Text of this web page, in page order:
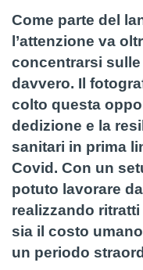
Come parte del
l’attenzione va
concentrarsi
davvero. Il
colto questa
dedizione e la
sanitari in prima
Covid. Con un
potuto lavorare
realizzando
sia il costo
un periodo